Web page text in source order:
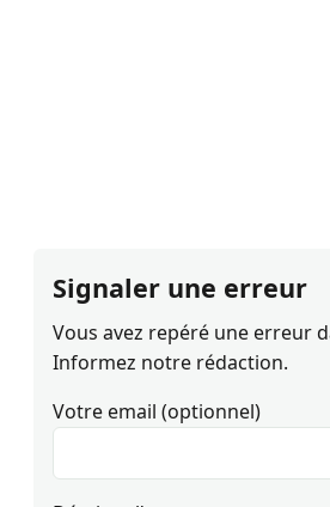
Signaler une erreur
Vous avez repéré une erreur
Informez notre rédaction.
Votre email (optionnel)